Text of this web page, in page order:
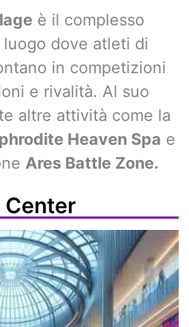
è il complesso
dove atleti di
in competizioni
e rivalità. Al suo
altre attività come la
Heaven Spa e
Ares Battle Zone.
Center